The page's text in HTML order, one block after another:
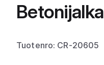
Betonijalka
Tuotenro: CR-20605